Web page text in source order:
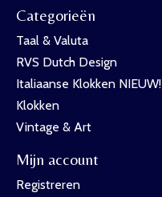
Categorieën
Taal & Valuta
RVS Dutch Design
Italiaanse Klokken NIEUW!
Klokken
Vintage & Art
Mijn account
Registreren